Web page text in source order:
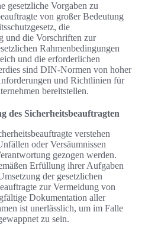
gesetzliche Vorgaben zu
von großer Bedeutung
die
und die Vorschriften zur
Rahmenbedingungen
und die erforderlichen
sind DIN-Normen von hoher
und Richtlinien für
bereitstellen.
des Sicherheitsbeauftragten
verstehen
oder Versäumnissen
gezogen werden.
Erfüllung ihrer Aufgaben
der gesetzlichen
zur Vermeidung von
Dokumentation aller
ist unerlässlich, um im Falle
zu sein.